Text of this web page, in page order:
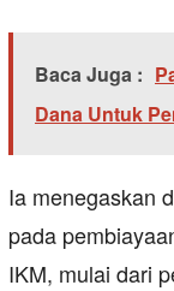
Baca Juga :
Dana Untuk
Ia menegaskan
pada
IKM, mulai dari